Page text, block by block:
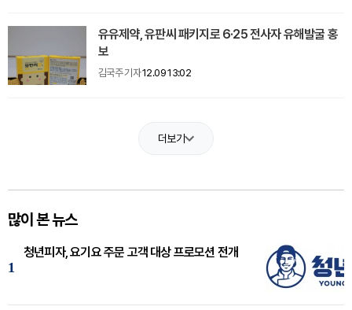
유유제약, 유판씨 패키지로 6·25 전사자 유해발굴 홍
보
김국주 기자12.09 13:02
더보기
많이 본 뉴스
1
청년피자, 요기요 주문 고객 대상 프로모션 전개